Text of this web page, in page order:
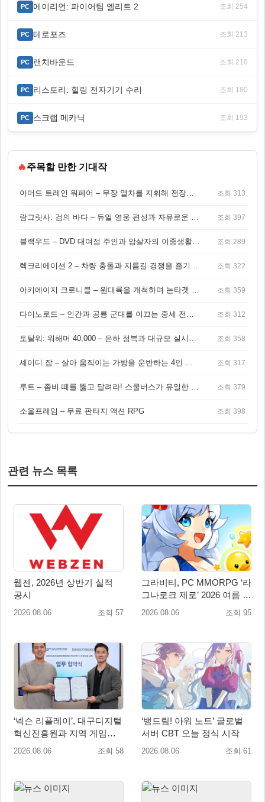
PC 에이리언: 파이어팀 엘리트 2 조회 254
PC 테로포즈 조회 213
PC 랜치바운드 조회 210
PC 리스토리: 힐링 전자기기 수리 조회 180
PC 스크랩 메카닉 조회 193
🔥주목할 만한 기대작
아머드 트레인 워페어 – 무장 열차를 지휘해 전장을 돌파하는 생존 전투 게임 조회 313
랑그릿사: 검의 바다 – 듀얼 영웅 편성과 자유로운 탐험을 결합한 판타지 전략 RPG 조회 397
블랙우드 – DVD 대여점 주인과 암살자의 이중생활을 그린 3인칭 액션 스릴러 게임 조회 289
렉크리에이션 2 – 차량 충돌과 지름길 경쟁을 즐기는 오픈월드 아케이드 레이싱 게임 조회 322
아키에이지 크로니클 – 원대륙을 개척하며 논타겟 전투를 즐기는 오픈월드 MMORPG 조회 359
다이노로드 – 인간과 공룡 군대를 이끄는 중세 전략 액션 RPG 조회 312
토탈워: 워해머 40,000 – 은하 정복과 대규모 실시간 전투가 결합된 전략 게임! 조회 358
셰이디 잡 – 살아 움직이는 가방을 운반하는 4인 협동 물리 어드벤처 게임 조회 317
루트 – 좀비 떼를 뚫고 달려라! 스쿨버스가 유일한 집이 되는 4인 협동 생존 게임 조회 379
소울프레임 – 무료 판타지 액션 RPG 조회 398
관련 뉴스 목록
웹젠, 2026년 상반기 실적
공시
2026.08.06 조회 57
그라비티, PC MMORPG ‘라
그나로크 제로’ 2026 여름 프
로모션 진행!
2026.08.06 조회 95
‘넥슨 리플레이’, 대구디지털
혁신진흥원과 지역 게임산
업 육성 위한 업무협약 체결
2026.08.06 조회 58
‘뱅드림! 아워 노트’ 글로벌
서버 CBT 오늘 정식 시작
2026.08.06 조회 61